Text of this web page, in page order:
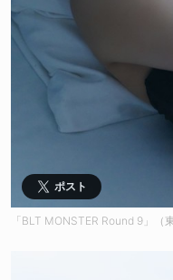
ポスト
「BLT MONSTER Round 9」